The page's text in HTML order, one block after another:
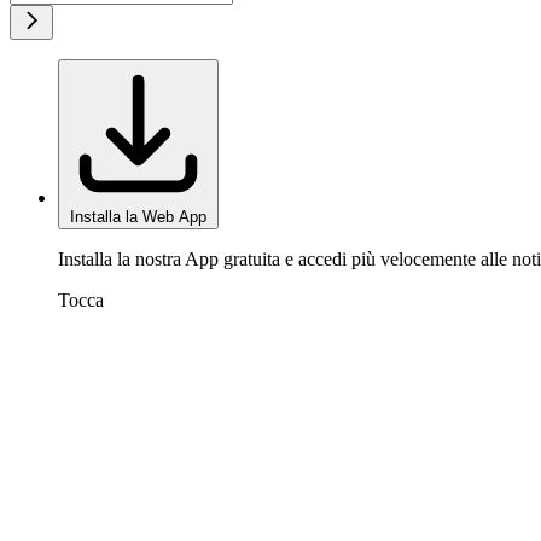
Installa la Web App
Installa la nostra App gratuita e accedi più velocemente alle
Tocca